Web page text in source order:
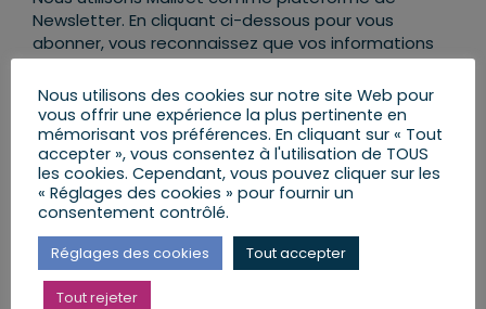
Newsletter. En cliquant ci-dessous pour vous
abonner, vous reconnaissez que vos informations
seront transférées et traitées par MailJet. Pour
en savoir plus sur les pratiques de confidentialité
de MailJet,rendez-vous ICI .
AJOUTER AU CALENDRIER
Nous utilisons des cookies sur notre site Web pour
vous offrir une expérience la plus pertinente en
mémorisant vos préférences. En cliquant sur « Tout
accepter », vous consentez à l'utilisation de TOUS
les cookies. Cependant, vous pouvez cliquer sur les
« Réglages des cookies » pour fournir un
consentement contrôlé.
Réglages des cookies Tout accepter
Tout rejeter